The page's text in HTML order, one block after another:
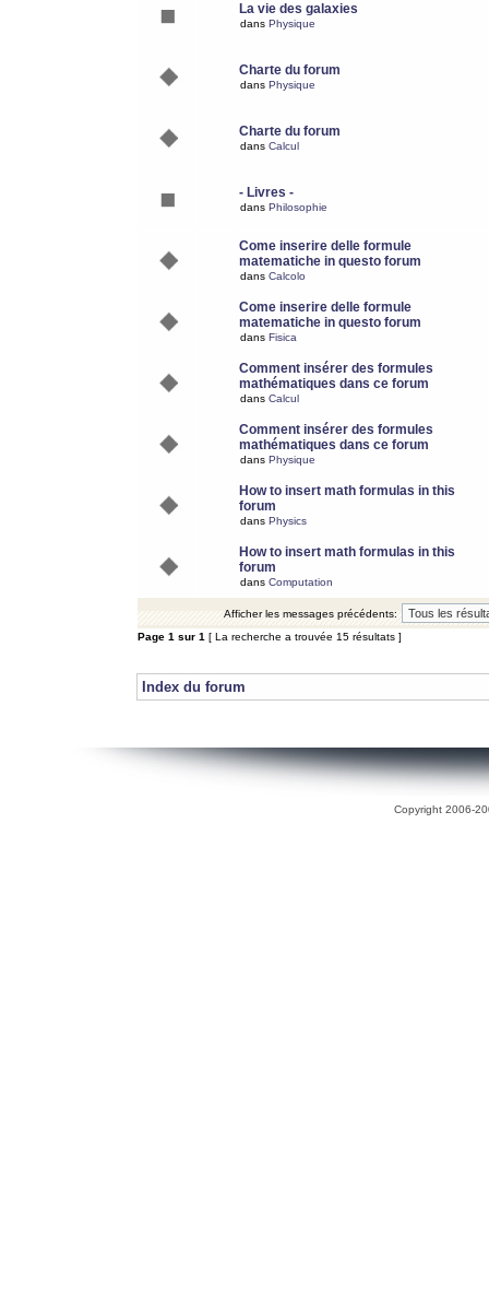
La vie des galaxies
dans Physique
Charte du forum
dans Physique
Charte du forum
dans Calcul
- Livres -
dans Philosophie
Come inserire delle formule
matematiche in questo forum
dans Calcolo
Come inserire delle formule
matematiche in questo forum
dans Fisica
Comment insérer des formules
mathématiques dans ce forum
dans Calcul
Comment insérer des formules
mathématiques dans ce forum
dans Physique
How to insert math formulas in this
forum
dans Physics
How to insert math formulas in this
forum
dans Computation
Afficher les messages précédents:
Page 1 sur 1 [ La recherche a trouvée 15 résultats ]
Index du forum
Copyright 2006-